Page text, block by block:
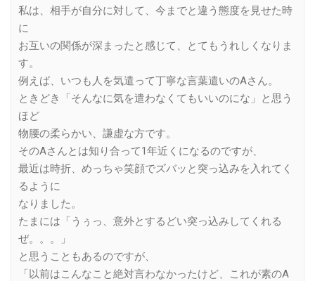
私は、相手が自分に対して、今までと違う態度を見せた時
に
お互いの関係が深まったと感じて、とてもうれしくなりま
す。
例えば、いつも人を気遣って丁寧な言葉遣いのAさん。
ときどき「そんなに気を遣わなくてもいいのにな」と思う
ほど
物腰の柔らかい、謙虚な方です。
そのAさんとは知り合って1年近くになるのですが、
最近は時折、めっちゃ笑顔でズバッと突っ込みを入れてく
るように
なりました。
たまには「うぅっ、意外とするどい突っ込みしてくれる
ぜ。。。」
と思うこともあるのですが、
「以前はこんなこと絶対言わなかったけど、これが素のA